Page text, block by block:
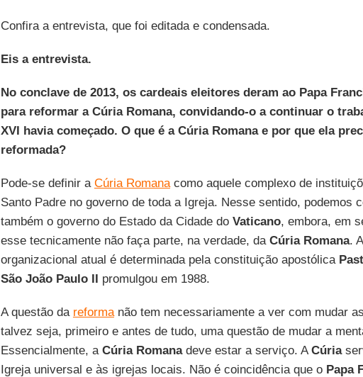
Confira a entrevista, que foi editada e condensada.
Eis a entrevista.
No conclave de 2013, os cardeais eleitores deram ao Papa
para reformar a Cúria Romana, convidando-o a continuar o
XVI havia começado. O que é a Cúria Romana e por que ela
reformada?
Pode-se definir a Cúria Romanacomo aquele complexo de
Santo Padre no governo de toda a Igreja. Nesse sentido, podemos
também o governo do Estado da Cidade do Vaticano, embora, em
esse tecnicamente não faça parte, na verdade, da Cúria Romana.
organizacional atual é determinada pela constituição apostólica
São João Paulo II promulgou em 1988.
A questão da reformanão tem necessariamente a ver com mudar
talvez seja, primeiro e antes de tudo, uma questão de mudar a
Essencialmente, a Cúria Romanadeve estar a serviço. ACúria
Igreja universal e às igrejas locais. Não é coincidência que o Papa